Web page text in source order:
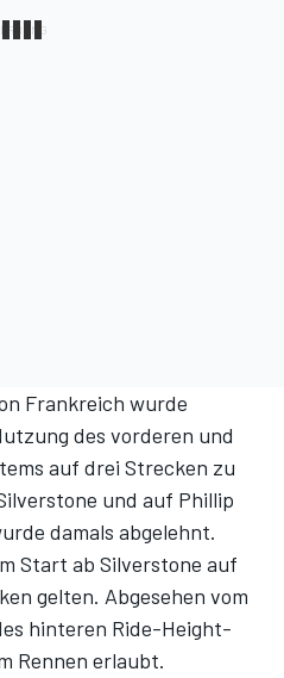
Frankreich wurde
des vorderen und
auf drei Strecken zu
und auf Phillip
damals abgelehnt.
Start ab Silverstone auf
gelten. Abgesehen vom
hinteren Ride-Height-
Rennen erlaubt.